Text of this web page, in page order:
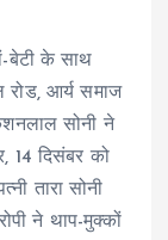
बेटी के साथ
रोड, आर्य समाज
सोनी ने
14 दिसंबर को
तारा सोनी
ने थाप-मुक्कों